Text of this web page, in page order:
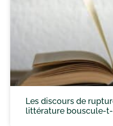
Les discours de
littérature bouscule-t-